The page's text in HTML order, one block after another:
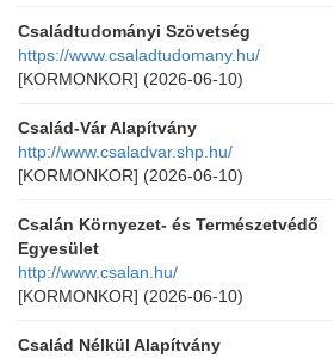
Családtudományi Szövetség
https://www.csaladtudomany.hu/
[KORMONKOR] (2026-06-10)
Család-Vár Alapítvány
http://www.csaladvar.shp.hu/
[KORMONKOR] (2026-06-10)
Csalán Környezet- és Természetvédő
Egyesület
http://www.csalan.hu/
[KORMONKOR] (2026-06-10)
Család Nélkül Alapítvány